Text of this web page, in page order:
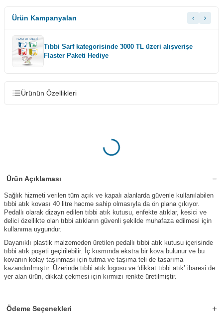
Ürün Kampanyaları
Tıbbi Sarf kategorisinde 3000 TL üzeri alışverişe
Flaster Paketi Hediye
Ürünün Özellikleri
Ürün Açıklaması
Sağlık hizmeti verilen tüm açık ve kapalı alanlarda güvenle kullanılabilen
tıbbi atık kovası 40 litre hacme sahip olmasıyla da ön plana çıkıyor.
Pedallı olarak dizayn edilen tıbbi atık kutusu, enfekte atıklar, kesici ve
delici özellikte olan tıbbi atıkların güvenli şekilde muhafaza edilmesi için
kullanıma uygundur.
Dayanıklı plastik malzemeden üretilen pedallı tıbbi atık kutusu içerisinde
tıbbi atık poşeti geçirilebilir. İç kısmında ekstra bir kova bulunur ve bu
kovanın kolay taşınması için tutma ve taşıma teli de tasarıma
kazandırılmıştır. Üzerinde tıbbi atık logosu ve ‘dikkat tıbbi atık’ ibaresi de
yer alan ürün, dikkat çekmesi için kırmızı renkte üretilmiştir.
Ödeme Seçenekleri